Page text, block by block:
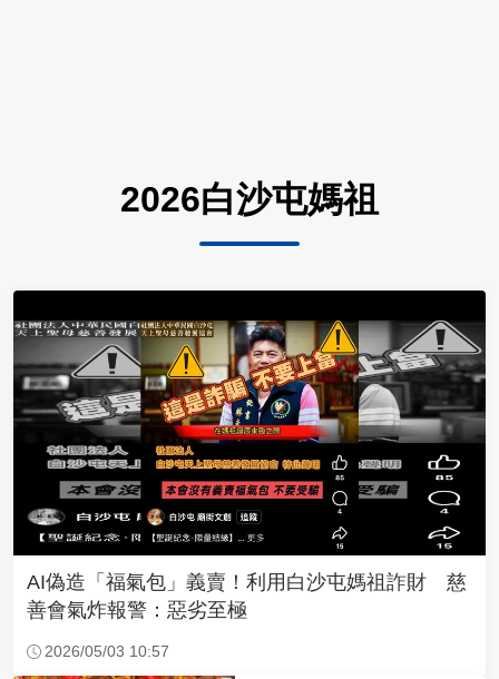
2026白沙屯媽祖
AI偽造「福氣包」義賣！利用白沙屯媽祖詐財 慈
善會氣炸報警：惡劣至極
2026/05/03 10:57